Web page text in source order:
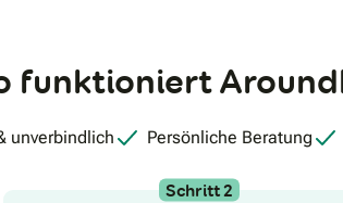
funktioniert
unverbindlich Persönliche Beratung
Schritt 2